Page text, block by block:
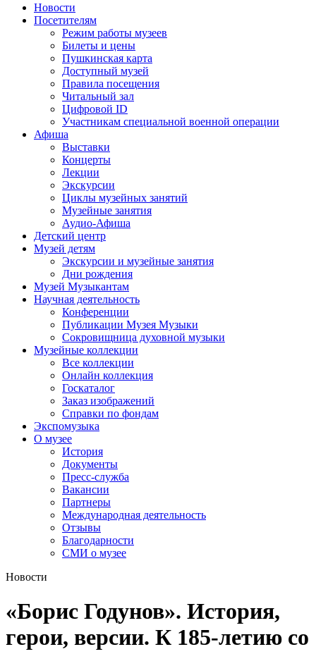
Новости
Посетителям
Режим работы музеев
Билеты и цены
Пушкинская карта
Доступный музей
Правила посещения
Читальный зал
Цифровой ID
Участникам специальной военной операции
Афиша
Выставки
Концерты
Лекции
Экскурсии
Циклы музейных занятий
Музейные занятия
Аудио-Афиша
Детский центр
Музей детям
Экскурсии и музейные занятия
Дни рождения
Музей Музыкантам
Научная деятельность
Конференции
Публикации Музея Музыки
Сокровищница духовной музыки
Музейные коллекции
Все коллекции
Онлайн коллекция
Госкаталог
Заказ изображений
Справки по фондам
Экспомузыка
О музее
История
Документы
Пресс-служба
Вакансии
Партнеры
Международная деятельность
Отзывы
Благодарности
СМИ о музее
Новости
«Борис Годунов». История,
герои, версии. К 185-летию со